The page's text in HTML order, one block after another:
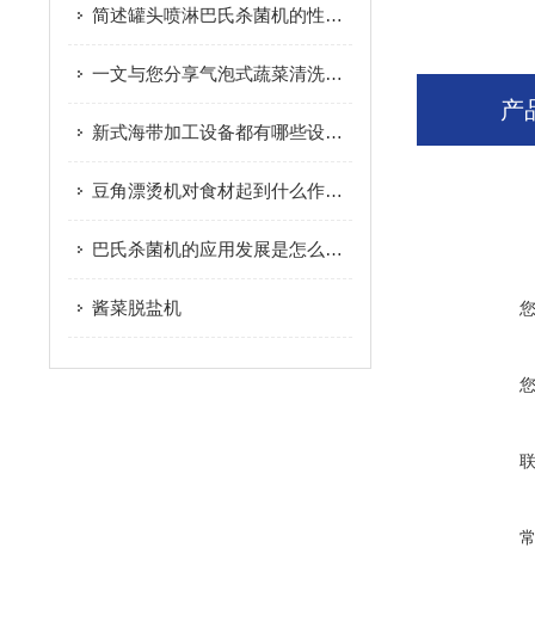
简述罐头喷淋巴氏杀菌机的性能特点
一文与您分享气泡式蔬菜清洗机的维护要点
新式海带加工设备都有哪些设备组成？
豆角漂烫机对食材起到什么作用？
巴氏杀菌机的应用发展是怎么样的？
酱菜脱盐机
产